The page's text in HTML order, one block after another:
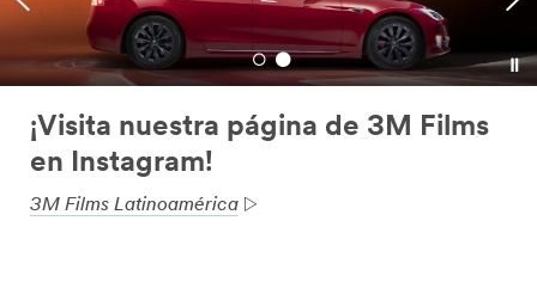
¡Visita nuestra página de 3M Films
en Instagram!
3M Films Latinoamérica